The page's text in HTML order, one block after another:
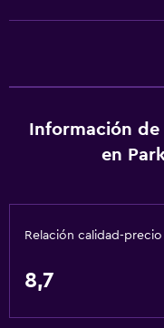
Fregadero bajo
Almohada sin plumas
Plantas superiores
Áreas designadas para
Servicios básicos
Wifi gratis
Información
en
Relación calidad-precio
8,7